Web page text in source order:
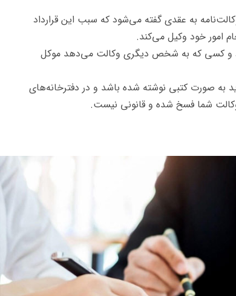
به عقدی گفته می‌شود که سبب این قرارداد
امور خود وکیل می‌کند.
و کسی که به شخص دیگری وکالت می‌دهد موکل
به صورت کتبی نوشته شده باشد و در دفترخانه‌های
شما فسخ شده و قانونی نیست.